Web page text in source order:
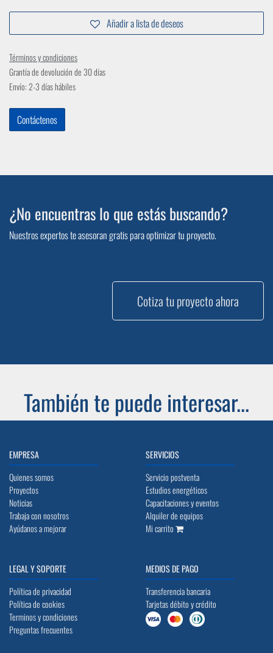
Añadir a lista de deseos
Términos y condiciones
Grantía de devolución de 30 días
Envío: 2-3 días hábiles
Contáctenos
¿No encuentras lo que estás buscando?
Nuestros expertos te asesoran gratis para optimizar tu proyecto.
Cotiza tu proyecto ahora
También te puede interesar...
EMPRESA
Quienes somos
Proyectos
Noticias
Trabaja con nosotros
Ayúdanos a mejorar
SERVICIOS
Servicio postventa
Estudios energéticos
Capacitaciones y eventos
Alquiler de equipos
Mi carrito
LEGAL Y SOPORTE
Política de privacidad
Política de cookies
Terminos y condiciones
Preguntas frecuentes
MEDIOS DE PAGO
Transferencia bancaria
Tarjetas débito y crédito